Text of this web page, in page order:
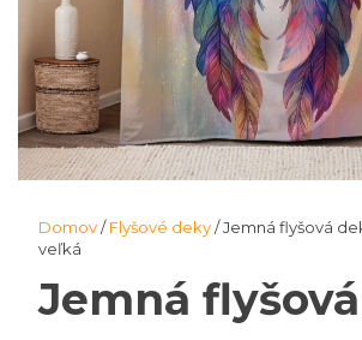
Domov/Flyšové deky/ Jemná flyšová
veľká
Jemná